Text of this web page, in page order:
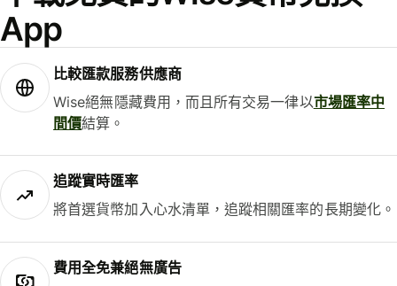
App
比較匯款服務供應商
Wise絕無隱藏費用，而且所有交易一律以市場匯率中
間價結算。
追蹤實時匯率
將首選貨幣加入心水清單，追蹤相關匯率的長期變化。
費用全免兼絕無廣告